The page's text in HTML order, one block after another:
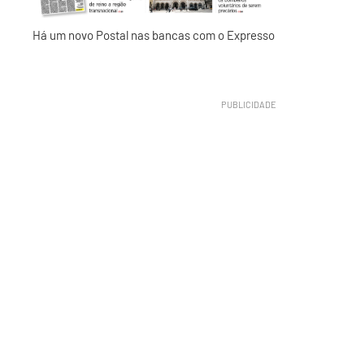
Há um novo Postal nas bancas com o Expresso